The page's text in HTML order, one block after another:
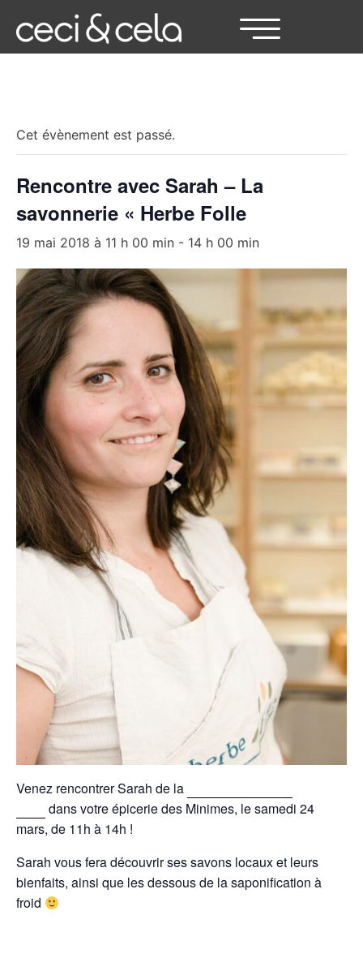
Cet évènement est passé.
Rencontre avec Sarah – La
savonnerie « Herbe Folle
19 mai 2018 à 11 h 00 min - 14 h 00 min
Venez rencontrer Sarah de la
dans votre épicerie des Minimes, le samedi 24
mars, de 11h à 14h !
Sarah vous fera découvrir ses savons locaux et leurs
bienfaits, ainsi que les dessous de la saponification à
froid